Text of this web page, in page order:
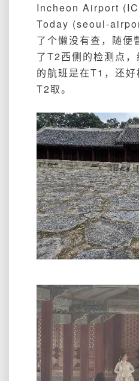
Incheon Airport
Today (seoul-
了个懒没有查，随便
了T2西侧的检测点
的航班是在T1，还
T2取。